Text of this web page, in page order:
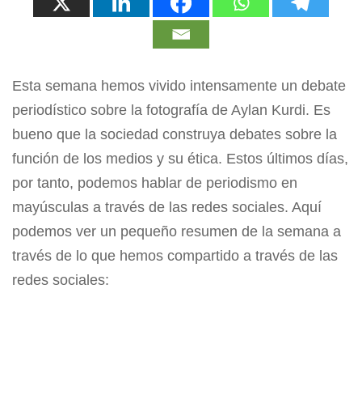
Esta semana hemos vivido intensamente un debate
periodístico sobre la fotografía de Aylan Kurdi. Es
bueno que la sociedad construya debates sobre la
función de los medios y su ética. Estos últimos días,
por tanto, podemos hablar de periodismo en
mayúsculas a través de las redes sociales. Aquí
podemos ver un pequeño resumen de la semana a
través de lo que hemos compartido a través de las
redes sociales: